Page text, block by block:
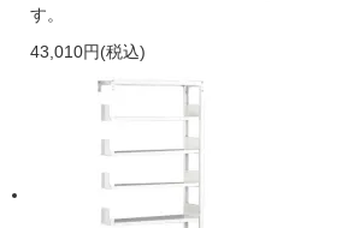
す。
43,010円(税込)